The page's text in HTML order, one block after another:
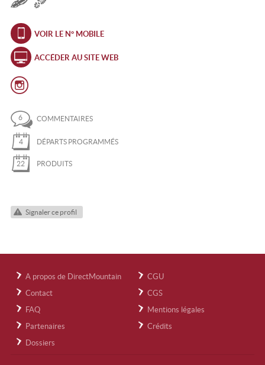
VOIR LE N° MOBILE
ACCÉDER AU SITE WEB
6 COMMENTAIRES
4 DÉPARTS PROGRAMMÉS
22 PRODUITS
Signaler ce profil
A propos de DirectMountain
Contact
FAQ
Partenaires
Dossiers
CGU
CGS
Mentions légales
Crédits